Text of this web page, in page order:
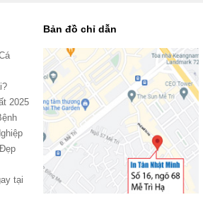
2025
tại
Bản đồ chỉ dẫn